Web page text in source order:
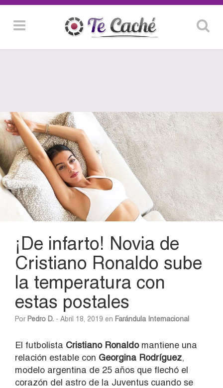
¡De infarto! Novia de
Cristiano Ronaldo sube
la temperatura con
estas postales
Por Pedro D. - Abril 18, 2019 en Farándula Internacional
El futbolista Cristiano Ronaldomantiene una
relación estable con Georgina Rodríguez,
modelo argentina de 25 años que flechó el
corazón del astro de la Juventus cuando se